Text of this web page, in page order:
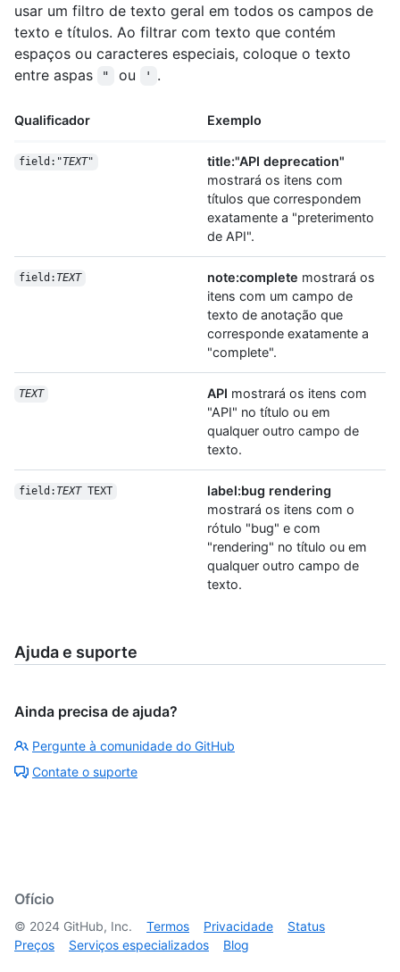
usar um filtro de texto geral em todos os campos de
texto e títulos. Ao filtrar com texto que contém
espaços ou caracteres especiais, coloque o texto
entre aspas
" ou ' .
Qualificador Exemplo
field:"TEXT"
title:"API deprecation"
mostrará os itens com
títulos que correspondem
exatamente a "preterimento
de API".
field: TEXT note:complete mostrará os
itens com um campo de
texto de anotação que
corresponde exatamente a
"complete".
TEXT API mostrará os itens com
"API" no título ou em
qualquer outro campo de
texto.
field: TEXT TEXT
label:bug rendering
mostrará os itens com o
rótulo "bug" e com
"rendering" no título ou em
qualquer outro campo de
texto.
Ajuda e suporte
Ainda precisa de ajuda?
Pergunte à comunidade do GitHub
Contate o suporte
Ofício
© 2024 GitHub, Inc. Termos Privacidade
Status
Preços
Serviços especializados Blog